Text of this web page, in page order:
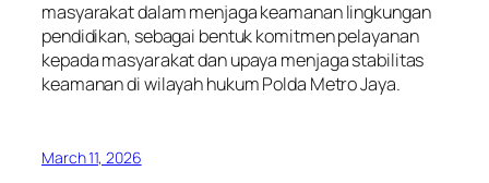
masyarakat dalam menjaga keamanan lingkungan
pendidikan, sebagai bentuk komitmen pelayanan
kepada masyarakat dan upaya menjaga stabilitas
keamanan di wilayah hukum Polda Metro Jaya.
March 11, 2026